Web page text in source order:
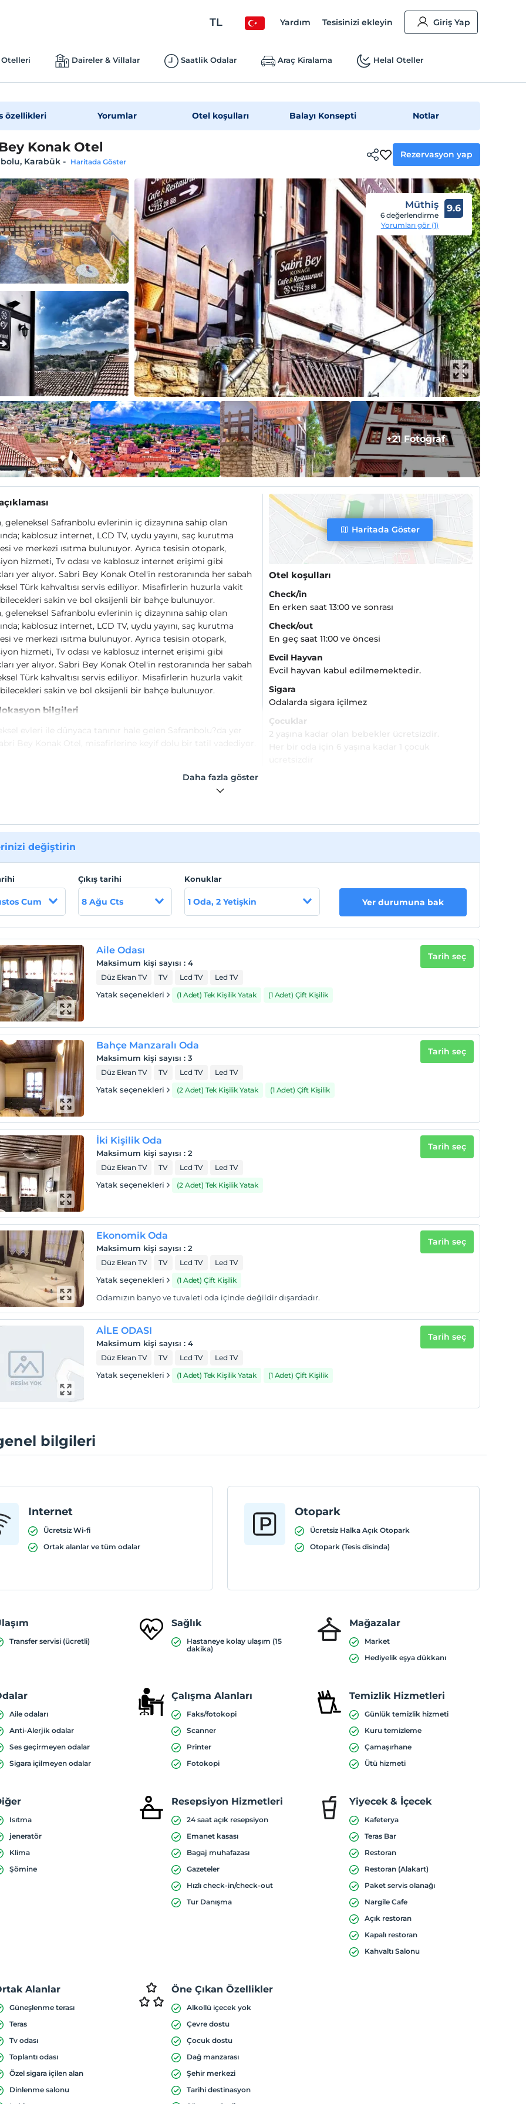
TL Yardım Tesisinizi ekleyin Giriş Yap
Daireler & Villalar Saatlik Odalar Araç Kiralama Helal Oteller
özellikleri Yorumlar Otel koşulları Balayı Konsepti Notlar
Konak Otel
Karabük- Haritada Göster
Rezervasyon yap
Müthiş
6 değerlendirme
Yorumları gör (1)
9.6
+21 Fotoğraf
geleneksel Safranbolu evlerinin iç dizaynına sahip olan
kablosuz internet, LCD TV, uydu yayını, saç kurutma
ve merkezi ısıtma bulunuyor. Ayrıca tesisin otopark,
hizmeti, Tv odası ve kablosuz internet erişimi gibi
yer alıyor. Sabri Bey Konak Otel'in restoranında her sabah
Türk kahvaltısı servis ediliyor. Misafirlerin huzurla vakit
sakin ve bol oksijenli bir bahçe bulunuyor.
geleneksel Safranbolu evlerinin iç dizaynına sahip olan
kablosuz internet, LCD TV, uydu yayını, saç kurutma
ve merkezi ısıtma bulunuyor. Ayrıca tesisin otopark,
hizmeti, Tv odası ve kablosuz internet erişimi gibi
yer alıyor. Sabri Bey Konak Otel'in restoranında her sabah
Türk kahvaltısı servis ediliyor. Misafirlerin huzurla vakit
sakin ve bol oksijenli bir bahçe bulunuyor.
bilgileri
evleri ile dünyaca tanınır hale gelen Safranbolu?da yer
Haritada Göster
Otel koşulları
Check/in
En erken saat 13:00 ve sonrası
Check/out
En geç saat 11:00 ve öncesi
Evcil Hayvan
Evcil hayvan kabul edilmemektedir.
Sigara
Odalarda sigara içilmez
Çocuklar
2 yaşına kadar olan bebekler ücretsizdir.
Daha fazla göster
değiştirin
Cum
Çıkış tarihi
8 Ağu Cts
Konuklar
1 Oda, 2 Yetişkin Yer durumuna bak
Aile Odası
Maksimum kişi sayısı :4
Düz Ekran TV TV Lcd TV Led TV
Yatak seçenekleri (1 Adet) Tek Kişilik Yatak (1 Adet) Çift Kişilik
Tarih seç
Bahçe Manzaralı Oda
Maksimum kişi sayısı :3
Düz Ekran TV TV Lcd TV Led TV
Yatak seçenekleri (2 Adet) Tek Kişilik Yatak (1 Adet) Çift Kişilik
Tarih seç
İki Kişilik Oda
Maksimum kişi sayısı :2
Düz Ekran TV TV Lcd TV Led TV
Yatak seçenekleri (2 Adet) Tek Kişilik Yatak
Tarih seç
Ekonomik Oda
Maksimum kişi sayısı :2
Düz Ekran TV TV Lcd TV Led TV
Yatak seçenekleri (1 Adet) Çift Kişilik
Odamızın banyo ve tuvaleti oda içinde değildir dışardadır.
Tarih seç
AİLE ODASI
Maksimum kişi sayısı :4
Düz Ekran TV TV Lcd TV Led TV
Yatak seçenekleri (1 Adet) Tek Kişilik Yatak (1 Adet) Çift Kişilik
Tarih seç
bilgileri
Internet
Ücretsiz Wi-fi
Ortak alanlar ve tüm odalar
Otopark
Ücretsiz Halka Açık Otopark
Otopark (Tesis disinda)
Transfer servisi (ücretli)
Sağlık
Hastaneye kolay ulaşım (15
dakika)
Mağazalar
Market
Hediyelik eşya dükkanı
Aile odaları
Anti-Alerjik odalar
Ses geçirmeyen odalar
Sigara içilmeyen odalar
Çalışma Alanları
Faks/fotokopi
Scanner
Printer
Fotokopi
Temizlik Hizmetleri
Günlük temizlik hizmeti
Kuru temizleme
Çamaşırhane
Ütü hizmeti
Isıtma
jeneratör
Klima
Şömine
Resepsiyon Hizmetleri
24 saat açık resepsiyon
Emanet kasası
Bagaj muhafazası
Gazeteler
Hızlı check-in/check-out
Tur Danışma
Yiyecek & İçecek
Kafeterya
Teras Bar
Restoran
Restoran (Alakart)
Paket servis olanağı
Nargile Cafe
Açık restoran
Kapalı restoran
Kahvaltı Salonu
Alanlar
Güneşlenme terası
Teras
Tv odası
Toplantı odası
Özel sigara içilen alan
Dinlenme salonu
Öne Çıkan Özellikler
Alkollü içecek yok
Çevre dostu
Çocuk dostu
Dağ manzarası
Şehir merkezi
Tarihi destinasyon